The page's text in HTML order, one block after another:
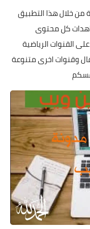
من خلال هذا التطبيق
كل محتوى
القنوات الرياضية
وقنوات اخرى متنوعة